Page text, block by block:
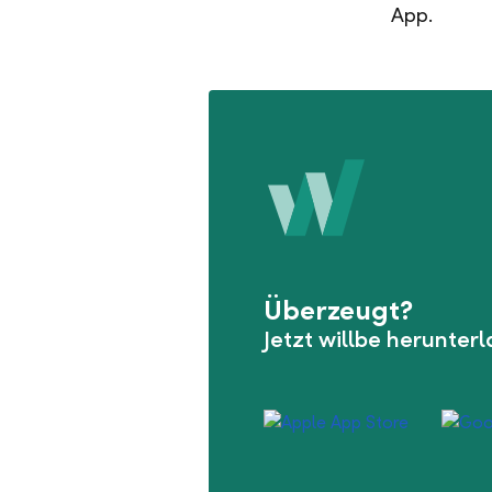
App.
Überzeugt?
Jetzt willbe